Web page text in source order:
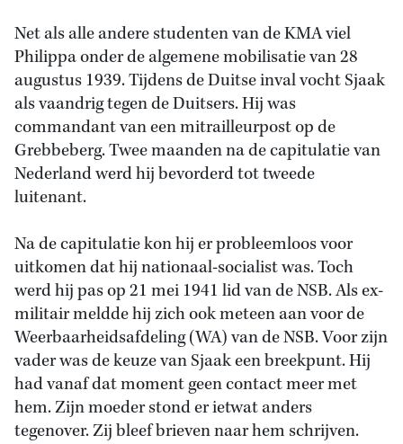
Net als alle andere studenten van de KMA viel
Philippa onder de algemene mobilisatie van 28
augustus 1939. Tijdens de Duitse inval vocht Sjaak
als vaandrig tegen de Duitsers. Hij was
commandant van een mitrailleurpost op de
Grebbeberg. Twee maanden na de capitulatie van
Nederland werd hij bevorderd tot tweede
luitenant.
Na de capitulatie kon hij er probleemloos voor
uitkomen dat hij nationaal-socialist was. Toch
werd hij pas op 21 mei 1941 lid van de NSB. Als ex-
militair meldde hij zich ook meteen aan voor de
Weerbaarheidsafdeling (WA) van de NSB. Voor zijn
vader was de keuze van Sjaak een breekpunt. Hij
had vanaf dat moment geen contact meer met
hem. Zijn moeder stond er ietwat anders
tegenover. Zij bleef brieven naar hem schrijven.